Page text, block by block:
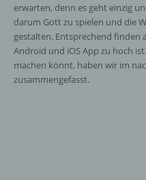
erwarten, denn es geht einzig
darum Gott zu spielen und die
gestalten. Entsprechend finden
Android und iOS App zu hoch
machen könnt, haben wir im
zusammengefasst.